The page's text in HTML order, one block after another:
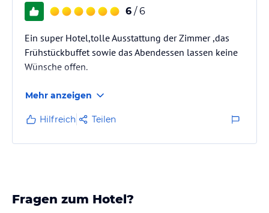
6 / 6
Ein super Hotel,tolle Ausstattung der Zimmer ,das
Frühstückbuffet sowie das Abendessen lassen keine
Wünsche offen.
Mehr anzeigen
Hilfreich Teilen
Fragen zum Hotel?